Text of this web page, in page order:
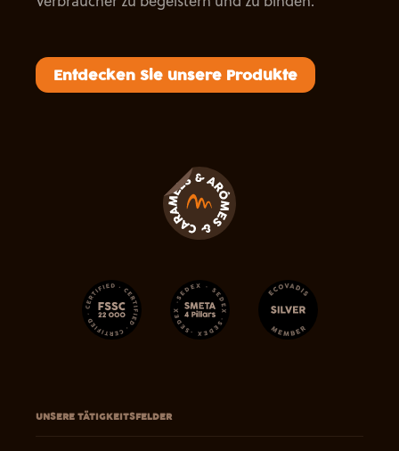
Entdecken Sie unsere Produkte
UNSERE TÄTIGKEITSFELDER